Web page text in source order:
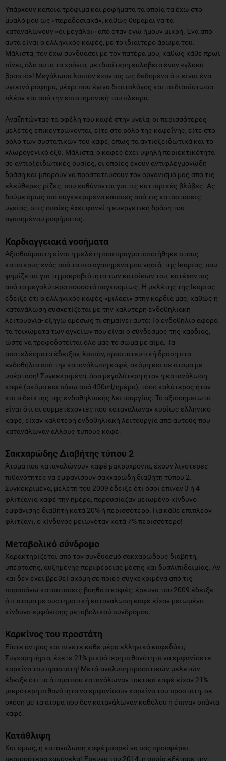
Υπάρχουν κάποια τρόφιμα και ροφήματα τα οποία τα έχω στο
μυαλό μου ως «παραδοσιακά», καθώς θυμάμαι να τα
καταναλώνουν «οι μεγάλοι» από όταν εγώ ήμουν μικρή. Ένα από
αυτά είναι ο ελληνικός καφές, με το ιδιαίτερο άρωμά του.
Μάλιστα, τον έχω συνδυάσει με τον πατέρα μου, καθώς κάθε πρωί
πίνει, όλα αυτά τα χρόνια, με ιδιαίτερη ευλάβεια έναν «γλυκύ
βραστό»! Μεγάλωσα λοιπόν έχοντας ως δεδομένο ότι είναι ένα
υγιεινό ρόφημα, μέχρι που έγινα διαιτολόγος και το διαπίστωσα
πλέον και από την επιστημονική του πλευρά.
Αναζητώντας τα οφέλη του καφέ στην υγεία, οι περισσότερες
μελέτες επικεντρώνονται, είτε στο ρόλο της καφεΐνης, είτε στο
ρόλο των συστατικών του καφέ, όπως τα αντιοξειδωτικά και το
χλωρογενικό οξύ. Μάλιστα, ο καφές έχει υψηλή περιεκτικότητα
σε αντιοξειδωτικές ουσίες, οι οποίες έχουν αντιφλεγμονώδη
δράση και μπορούν να προστατεύσουν τον οργανισμό μας από τις
ελεύθερες ρίζες, που ευθύνονται για τις κυτταρικές βλάβες. Ας
δούμε όμως πιο συγκεκριμένα κάποιες από τις καταστάσεις
υγείας, στις οποίες έχει φανεί η ευεργετική δράση του
αγαπημένου ροφήματος.
Καρδιαγγειακά νοσήματα
Αξιοθαύμαστη είναι η μελέτη που πραγματοποιήθηκε στους
κατοίκους ενός από τα πιο αγαπημένα μου νησιά, της Ικαρίας, που
φημίζεται για τη μακροβιότητα των κατοίκων του, κατέχοντας
από τα μεγαλύτερα ποσοστά παγκοσμίως. Η μελέτης της Ικαρίας
έδειξε ότι ο ελληνικός καφές «μιλάει» στην καρδιά μας, καθώς η
κατανάλωση συσχετίζεται με την καλύτερη ενδοθηλιακή
λειτουργία- εξηγώ αμέσως τι σημαίνει αυτό: Το ενδοθήλιο αφορά
τα τοιχώματα των αγγείων που είναι ο σύνδεσμος της καρδιάς,
ώστε να τροφοδοτείται όλο μας το σώμα με αίμα. Τα
αποτελέσματα έδειξαν, λοιπόν, προστατευτική δράση στο
ενδοθήλιο από την κατανάλωση καφέ, ακόμη και σε άτομα με
υπέρταση! Συγκεκριμένα, όσο μεγαλύτερη ήταν η κατανάλωση
καφέ (ακόμα και πάνω από 450ml/ημέρα), τόσο καλύτερος ήταν
και ο δείκτης της ενδοθηλιακής λειτουργίας. Το αξιοσημείωτο
είναι ότι οι συμμετέχοντες που κατανάλωναν κυρίως ελληνικό
καφέ, είχαν καλύτερη ενδοθηλιακή λειτουργία από αυτούς που
κατανάλωναν άλλους τύπους καφέ.
Σακχαρώδης Διαβήτης τύπου 2
Άτομα που καταναλώνουν καφέ μακροχρόνια, έχουν λιγότερες
πιθανότητες να εμφανίσουν σακχαρώδη διαβήτη τύπου 2.
Συγκεκριμένα, μελέτη του 2009 έδειξε ότι όσοι έπιναν 3 ή 4
φλιτζάνια καφέ την ημέρα, παρουσίαζαν μειωμένο κίνδυνο
εμφάνισης διαβήτη κατά 20% ή περισσότερο. Για κάθε επιπλέον
φλιτζάνι, ο κίνδυνος μειωνόταν κατά 7% περισσότερο!
Μεταβολικό σύνδρομο
Χαρακτηρίζεται από τον συνδυασμό σακχαρώδους διαβήτη,
υπέρτασης, αυξημένης περιφέρειας μέσης και δυσλιπιδαιμίας. Αν
και δεν έχει βρεθεί ακόμη σε ποιες συγκεκριμένα από τις
παραπάνω καταστάσεις βοηθά ο καφές, έρευνα του 2009 έδειξε
ότι άτομα με συστηματική κατανάλωση καφέ είχαν μειωμένο
κίνδυνο εμφάνισης μεταβολικού συνδρόμου.
Καρκίνος του προστάτη
Είστε άντρας και πίνετε κάθε μέρα ελληνικό καφεδάκι;
Συγχαρητήρια, έχετε 21% μικρότερη πιθανότητα να εμφανίσετε
καρκίνο του προστάτη! Μετά-ανάλυση προοπτικών μελετών
έδειξε ότι τα άτομα που κατανάλωναν τακτικά καφέ είχαν 21%
μικρότερη πιθανότητα να εμφανίσουν καρκίνο του προστάτη, σε
σχέση με τα άτομα που δεν κατανάλωναν καθόλου ή έπιναν σπάνια
καφέ.
Κατάθλιψη
Και όμως, η κατανάλωση καφέ μπορεί να σας προσφέρει
περισσότερα χαμόγελα! Έρευνα του 2014, η οποία εξέτασε την